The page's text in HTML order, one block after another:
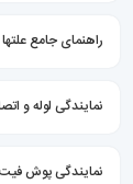
راهنمای جامع
نمایندگی لوله و
نمایندگی پوش